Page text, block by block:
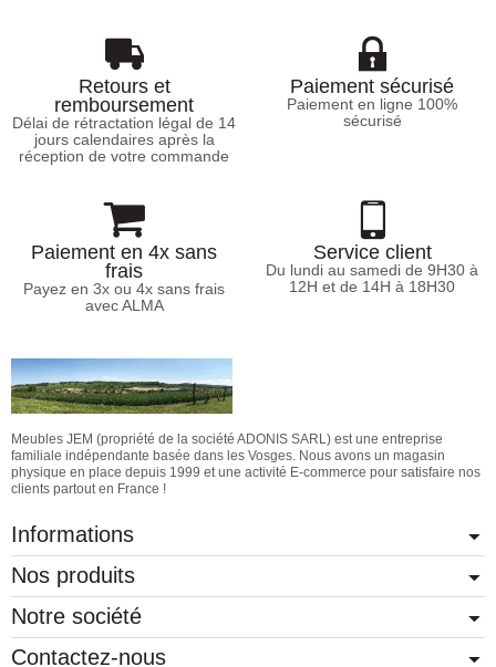
Retours et
remboursement
Délai de rétractation légal de 14
jours calendaires après la
réception de votre commande
Paiement sécurisé
Paiement en ligne 100%
sécurisé
Paiement en 4x sans
frais
Payez en 3x ou 4x sans frais
avec ALMA
Service client
Du lundi au samedi de 9H30 à
12H et de 14H à 18H30
Meubles JEM (propriété de la société ADONIS SARL) est une entreprise
familiale indépendante basée dans les Vosges. Nous avons un magasin
physique en place depuis 1999 et une activité E-commerce pour satisfaire nos
clients partout en France !
Informations
Nos produits
Notre société
Contactez-nous